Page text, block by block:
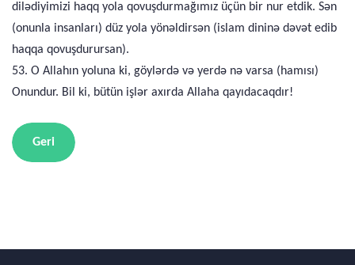
dilədiyimizi haqq yola qovuşdurmağımız üçün bir nur etdik. Sən
(onunla insanları) düz yola yönəldirsən (islam dininə dəvət edib
haqqa qovuşdurursan).
53. O Allahın yoluna ki, göylərdə və yerdə nə varsa (hamısı)
Onundur. Bil ki, bütün işlər axırda Allaha qayıdacaqdır!
Geri